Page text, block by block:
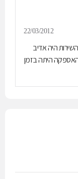
22/03/2012
היה אדיב
האספקה היתה בזמן